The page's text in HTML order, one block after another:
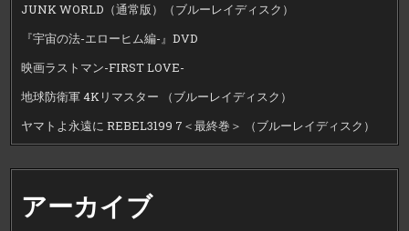
JUNK WORLD（通常版）（ブルーレイディスク）
『宇宙の法-エローヒム編-』DVD
映画ラストマン-FIRST LOVE-
地球防衛軍 4Kリマスター （ブルーレイディスク）
ヤマトよ永遠に REBEL3199 7＜最終巻＞ （ブルーレイディスク）
アーカイブ